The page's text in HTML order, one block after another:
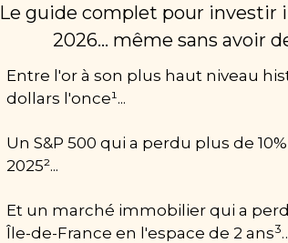
Le guide complet pour
2026... même sans avoir
Entre l'or à son plus haut niveau
dollars l'once¹...
Un S&P 500 qui a perdu plus de
2025²...
Et un marché immobilier qui a
Île-de-France en l'espace de 2 ans3